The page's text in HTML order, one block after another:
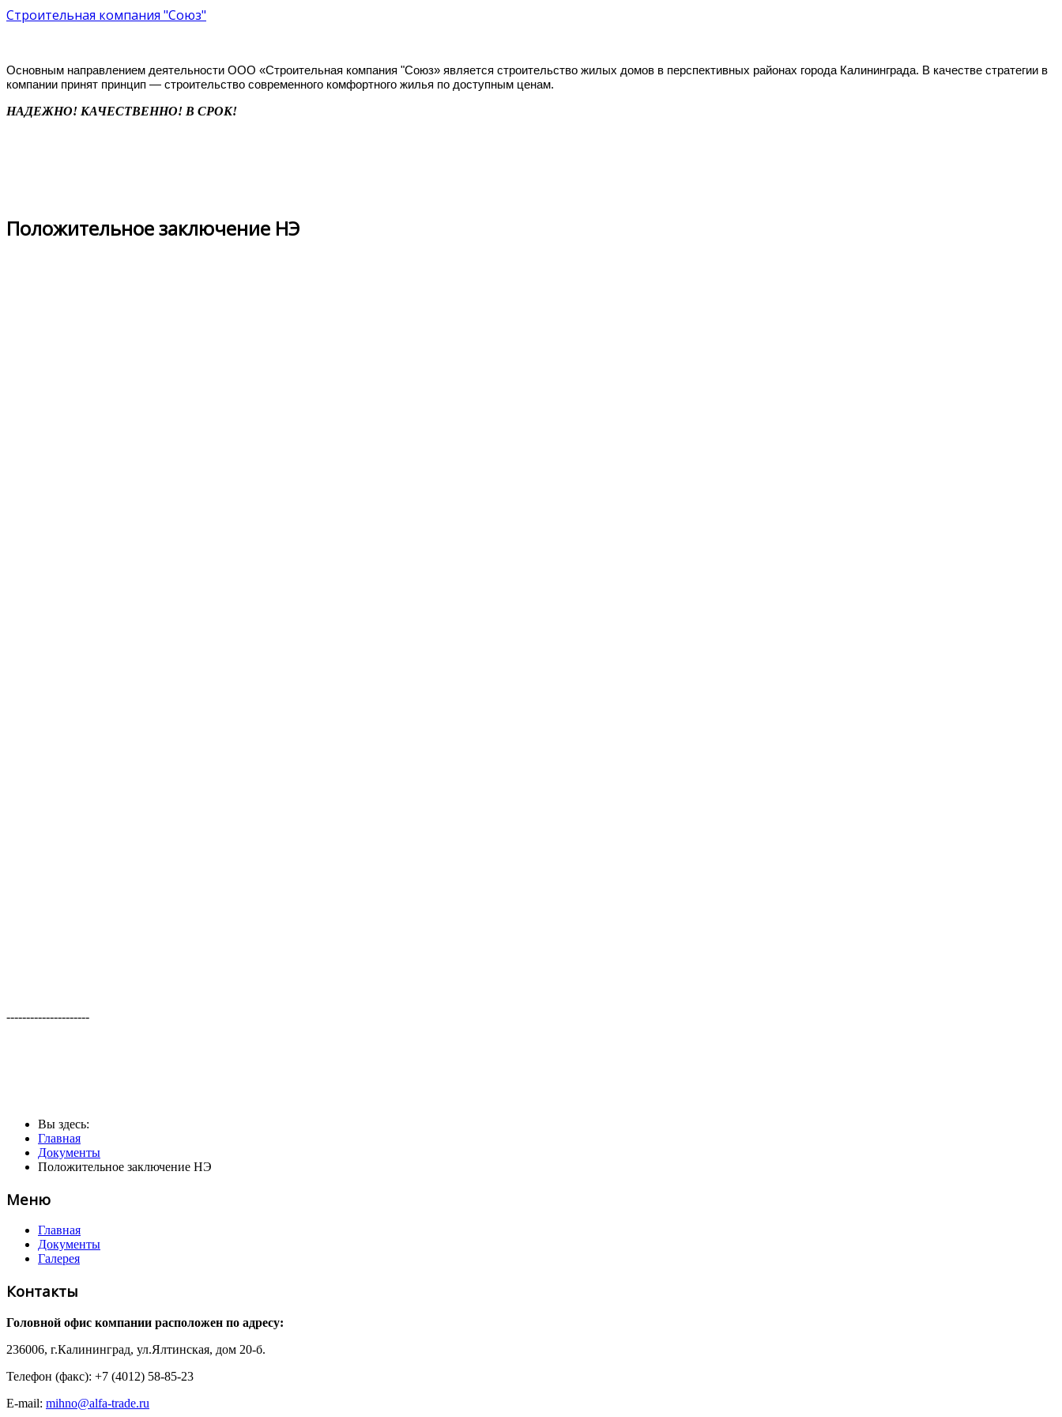
Строительная компания "Союз"
Основным направлением деятельности ООО «Строительная компания "Союз» является строительство жилых домов в перспективных районах города Калининграда. В качестве стратегии в
компании принят принцип — строительство современного комфортного жилья по доступным ценам.
НАДЕЖНО! КАЧЕСТВЕННО! В СРОК!
Положительное заключение НЭ
---------------------
Вы здесь:
Главная
Документы
Положительное заключение НЭ
Меню
Главная
Документы
Галерея
Контакты
Головной офис компании расположен по адресу:
236006, г.Калининград, ул.Ялтинская, дом 20-б.
Телефон (факс): +7 (4012) 58-85-23
E-mail: mihno@alfa-trade.ru